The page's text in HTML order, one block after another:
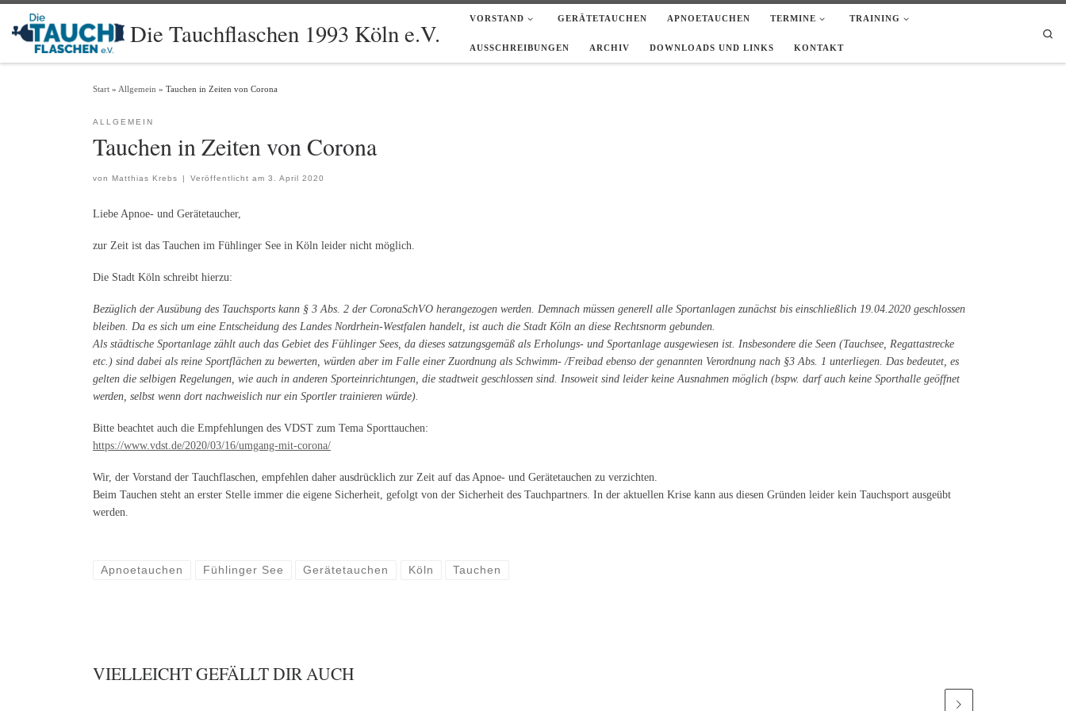
Zum Inhalt springen Die Tauchflaschen 1993 Köln e.V. VORSTAND GERÄTETAUCHEN APNOETAUCHEN TERMINE TRAINING
AUSSCHREIBUNGEN ARCHIV DOWNLOADS UND LINKS KONTAKT
Start » Allgemein » Tauchen in Zeiten von Corona
ALLGEMEIN
Tauchen in Zeiten von Corona
von Matthias Krebs Veröffentlicht am3. April 2020
Liebe Apnoe- und Gerätetaucher,
zur Zeit ist das Tauchen im Fühlinger See in Köln leider nicht möglich.
Die Stadt Köln schreibt hierzu:
Bezüglich der Ausübung des Tauchsports kann § 3 Abs. 2 der CoronaSchVO herangezogen werden. Demnach müssen generell alle Sportanlagen zunächst bis einschließlich 19.04.2020 geschlossen
bleiben. Da es sich um eine Entscheidung des Landes Nordrhein-Westfalen handelt, ist auch die Stadt Köln an diese Rechtsnorm gebunden.
Als städtische Sportanlage zählt auch das Gebiet des Fühlinger Sees, da dieses satzungsgemäß als Erholungs- und Sportanlage ausgewiesen ist. Insbesondere die Seen (Tauchsee, Regattastrecke
etc.) sind dabei als reine Sportflächen zu bewerten, würden aber im Falle einer Zuordnung als Schwimm- /Freibad ebenso der genannten Verordnung nach §3 Abs. 1 unterliegen. Das bedeutet, es
gelten die selbigen Regelungen, wie auch in anderen Sporteinrichtungen, die stadtweit geschlossen sind. Insoweit sind leider keine Ausnahmen möglich (bspw. darf auch keine Sporthalle geöffnet
werden, selbst wenn dort nachweislich nur ein Sportler trainieren würde).
Bitte beachtet auch die Empfehlungen des VDST zum Tema Sporttauchen:
https://www.vdst.de/2020/03/16/umgang-mit-corona/
Wir, der Vorstand der Tauchflaschen, empfehlen daher ausdrücklich zur Zeit auf das Apnoe- und Gerätetauchen zu verzichten.
Beim Tauchen steht an erster Stelle immer die eigene Sicherheit, gefolgt von der Sicherheit des Tauchpartners. In der aktuellen Krise kann aus diesen Gründen leider kein Tauchsport ausgeübt
werden.
Apnoetauchen Fühlinger See Gerätetauchen Köln Tauchen
VIELLEICHT GEFÄLLT DIR AUCH